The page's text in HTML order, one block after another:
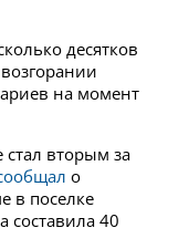
десятков
на момент
вторым за
о
в поселке
составила 40